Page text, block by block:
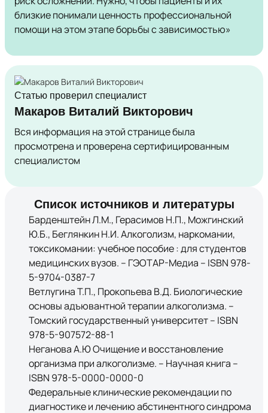
близкие понимали ценность профессиональной
помощи на этом этапе борьбы с зависимостью»
Статью проверил специалист
Макаров Виталий Викторович
Вся информация на этой странице была
просмотрена и проверена сертифицированным
специалистом
Список источников и литературы
Барденштейн Л.М., Герасимов Н.П., Можгинский
Ю.Б., Беглянкин Н.И. Алкоголизм, наркомании,
токсикомании: учебное пособие : для студентов
медицинских вузов. – ГЭОТАР-Медиа – ISBN 978-
5-9704-0387-7
Ветлугина Т.П., Прокопьева В.Д. Биологические
основы адъювантной терапии алкоголизма. –
Томский государственный университет – ISBN
978-5-907572-88-1
Неганова А.Ю Очищение и восстановление
организма при алкоголизме. – Научная книга –
ISBN 978-5-0000-0000-0
Федеральные клинические рекомендации по
диагностике и лечению абстинентного синдрома